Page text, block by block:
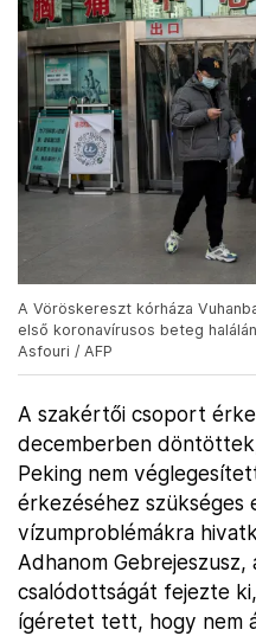
A Vöröskereszt kórháza
első koronavírusos beteg
Asfouri / AFP
A szakértői csoport
decemberben
Peking nem
érkezéséhez szükséges
vízumproblémákra
Adhanom Gebrejeszusz,
csalódottságát fejezte
ígéretet tett, hogy nem